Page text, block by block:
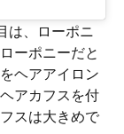
は、ローポニ
ーポニーだと
ヘアアイロン
アカフスを付
スは大きめで